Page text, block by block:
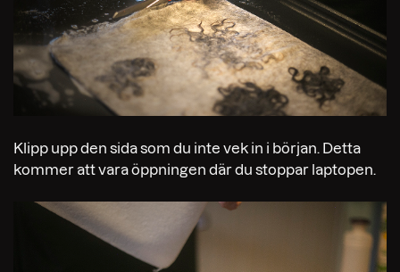
Klipp upp den sida som du inte vek in i början. Detta
kommer att vara öppningen där du stoppar laptopen.